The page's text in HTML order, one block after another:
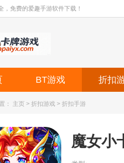
，免费的爱趣手游软件下载！
BT游戏 折扣
： 主页 > 折扣游戏 > 折扣手游
魔女小